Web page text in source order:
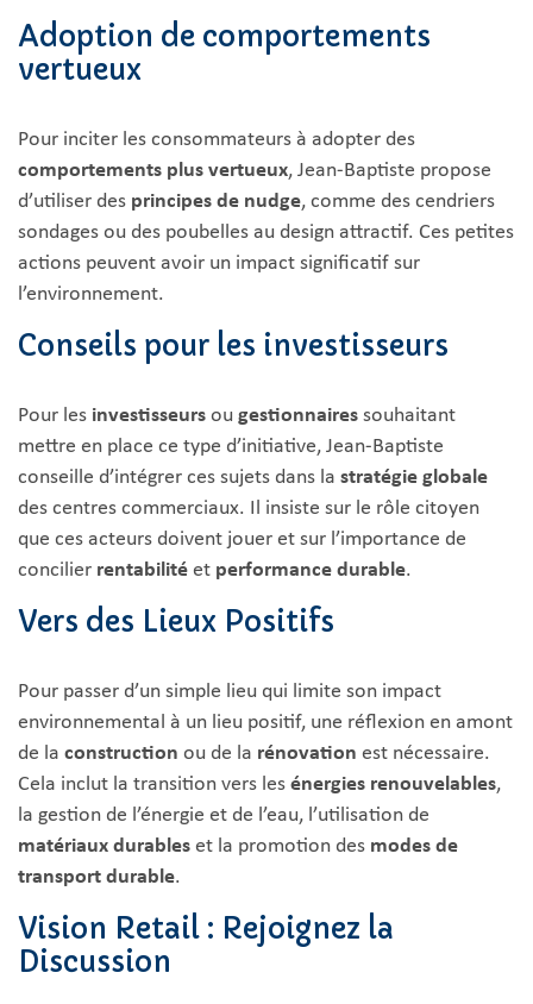
Adoption de comportements
vertueux
Pour inciter les consommateurs à adopter des
comportements plus vertueux, Jean-Baptiste propose
d’utiliser des principes de nudge, comme des cendriers
sondages ou des poubelles au design attractif. Ces petites
actions peuvent avoir un impact significatif sur
l’environnement.
Conseils pour les investisseurs
Pour les investisseurs ou gestionnaires souhaitant
mettre en place ce type d’initiative, Jean-Baptiste
conseille d’intégrer ces sujets dans la stratégie globale
des centres commerciaux. Il insiste sur le rôle citoyen
que ces acteurs doivent jouer et sur l’importance de
concilier rentabilité et performance durable.
Vers des Lieux Positifs
Pour passer d’un simple lieu qui limite son impact
environnemental à un lieu positif, une réflexion en amont
de la construction ou de la rénovation est nécessaire.
Cela inclut la transition vers les énergies renouvelables,
la gestion de l’énergie et de l’eau, l’utilisation de
matériaux durables et la promotion des modes de
transport durable.
Vision Retail : Rejoignez la
Discussion